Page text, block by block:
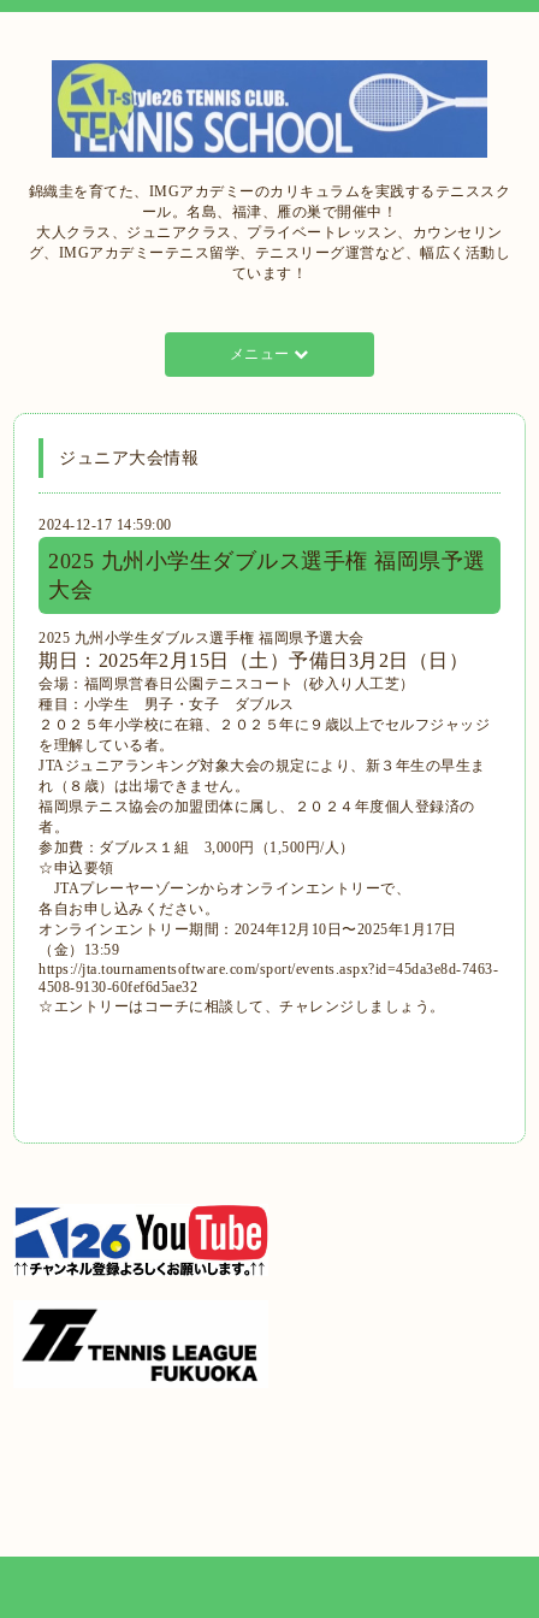
錦織圭を育てた、IMGアカデミーのカリキュラムを実践するテニススク
ール。名島、福津、雁の巣で開催中！
大人クラス、ジュニアクラス、プライベートレッスン、カウンセリン
グ、IMGアカデミーテニス留学、テニスリーグ運営など、幅広く活動し
ています！
メニュー
ジュニア大会情報
2024-12-17 14:59:00
2025 九州小学生ダブルス選手権 福岡県予選
大会
2025 九州小学生ダブルス選手権 福岡県予選大会
期日：2025年2月15日（土）予備日3月2日（日）
会場：福岡県営春日公園テニスコート（砂入り人工芝）
種目：小学生 男子・女子 ダブルス
２０２５年小学校に在籍、２０２５年に９歳以上でセルフジャッジ
を理解している者。
JTAジュニアランキング対象大会の規定により、新３年生の早生ま
れ（８歳）は出場できません。
福岡県テニス協会の加盟団体に属し、２０２４年度個人登録済の
者。
参加費：ダブルス１組 3,000円（1,500円/人）
☆申込要領
JTAプレーヤーゾーンからオンラインエントリーで、
各自お申し込みください。
オンラインエントリー期間：2024年12月10日〜2025年1月17日
（金）13:59
https://jta.tournamentsoftware.com/sport/events.aspx?id=45da3e8d-7463-
4508-9130-60fef6d5ae32
☆エントリーはコーチに相談して、チャレンジしましょう。